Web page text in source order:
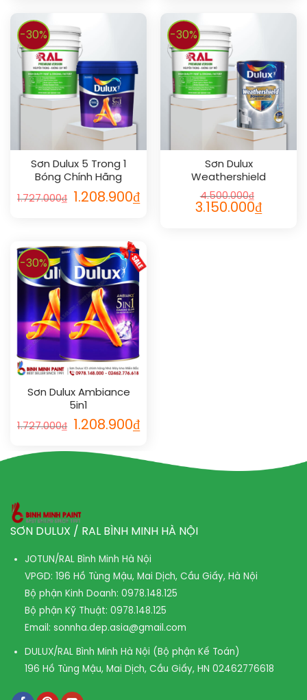
-30%
Sơn Dulux 5 Trong 1
Bóng Chính Hãng
1.727.000₫ 1.208.900₫
-30%
Sơn Dulux
Weathershield
Powerflexx Flexx Pro
4.500.000₫
3.150.000₫
-30%
Sơn Dulux Ambiance
5in1
1.727.000₫ 1.208.900₫
SƠN DULUX / RAL BÌNH MINH HÀ NỘI
JOTUN/RAL Bình Minh Hà Nội
VPGD: 196 Hồ Tùng Mậu, Mai Dịch, Cầu Giấy, Hà Nội
Bộ phận Kinh Doanh: 0978.148.125
Bộ phận Kỹ Thuật: 0978.148.125
Email: sonnha.dep.asia@gmail.com
DULUX/RAL Bình Minh Hà Nội (Bộ phận Kế Toán)
196 Hồ Tùng Mậu, Mai Dịch, Cầu Giấy, HN 02462776618